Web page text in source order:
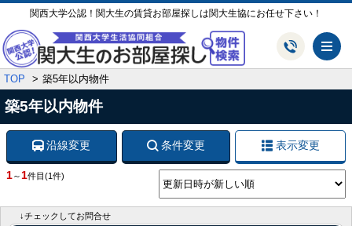
関西大学公認！関大生の賃貸お部屋探しは関大生協にお任せ下さい！
TOP 築5年以内物件
築5年以内物件
沿線変更 条件変更 表示変更
1～1件目 (1件)
↓チェックしてお問合せ